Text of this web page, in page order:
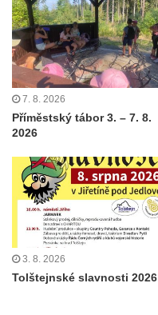
7. 8. 2026
Příměstský tábor 3. – 7. 8.
2026
3. 8. 2026
Tolštejnské slavnosti 2026